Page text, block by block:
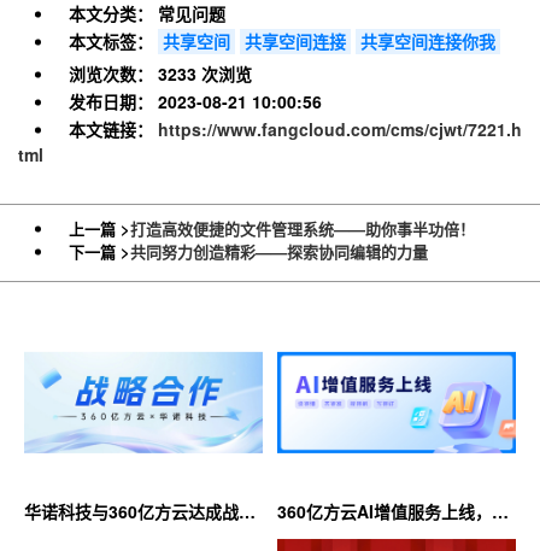
本文分类：
常见问题
本文标签：
共享空间 共享空间连接 共享空间连接你我
浏览次数：
3233 次浏览
发布日期：
2023-08-21 10:00:56
本文链接：
https://www.fangcloud.com/cms/cjwt/7221.h
tml
上一篇 >打造高效便捷的文件管理系统——助你事半功倍！
下一篇 >共同努力创造精彩——探索协同编辑的力量
华诺科技与360亿方云达成战略
360亿方云AI增值服务上线，超
大限时优惠等你来！